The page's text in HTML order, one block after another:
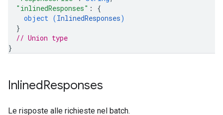
"inlinedResponses" : {
object (InlinedResponses)
}
// Union type
}
InlinedResponses
Le risposte alle richieste nel batch.